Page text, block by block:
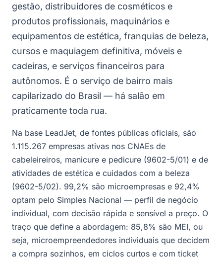
gestão, distribuidores de cosméticos e
produtos profissionais, maquinários e
equipamentos de estética, franquias de beleza,
cursos e maquiagem definitiva, móveis e
cadeiras, e serviços financeiros para
autônomos. É o serviço de bairro mais
capilarizado do Brasil — há salão em
praticamente toda rua.
Na base LeadJet, de fontes públicas oficiais, são
1.115.267 empresas ativas nos CNAEs de
cabeleireiros, manicure e pedicure (9602-5/01) e de
atividades de estética e cuidados com a beleza
(9602-5/02). 99,2% são microempresas e 92,4%
optam pelo Simples Nacional — perfil de negócio
individual, com decisão rápida e sensível a preço. O
traço que define a abordagem: 85,8% são MEI, ou
seja, microempreendedores individuais que decidem
a compra sozinhos, em ciclos curtos e com ticket